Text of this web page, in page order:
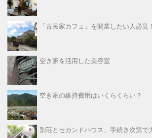
「古民家カフェ」を開業したい人必見
空き家を活用した美容室
空き家の維持費用はいくらくらい？
別荘とセカンドハウス、手続き次第で